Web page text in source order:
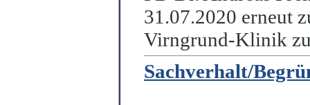
31.07.2020 erneut
Virngrund-Klinik
Sachverhalt/